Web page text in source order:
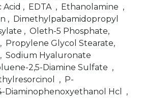
, EDTA , Ethanolamine ,
, Dimethylpabamidopropyl
, Oleth-5 Phosphate,
Propylene Glycol Stearate,
Sodium Hyaluronate
2,5-Diamine Sulfate ,
, P-
Diaminophenoxyethanol Hcl ,